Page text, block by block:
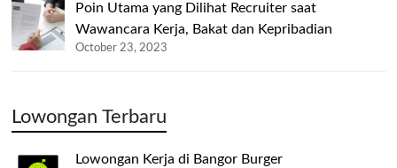
Poin Utama yang Dilihat Recruiter saat
Wawancara Kerja, Bakat dan Kepribadian
October 23, 2023
Lowongan Terbaru
Lowongan Kerja di Bangor Burger